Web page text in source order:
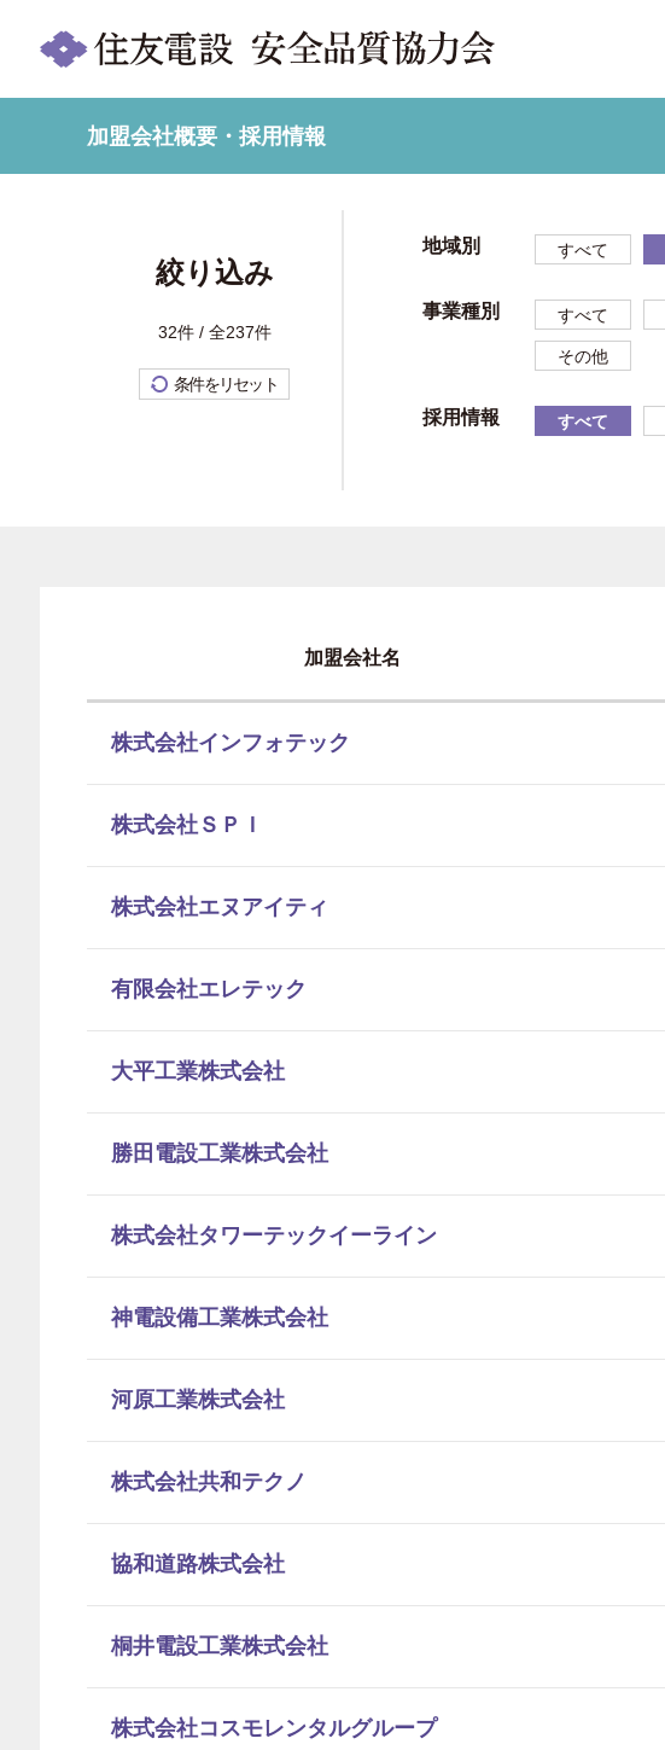
加盟会社概要・採用情報
絞り込み
32件 / 全237件
条件をリセット
地域別 すべて
事業種別 すべて
その他
採用情報 すべて
加盟会社名
株式会社インフォテック
株式会社ＳＰＩ
株式会社エヌアイティ
有限会社エレテック
大平工業株式会社
勝田電設工業株式会社
株式会社タワーテックイーライン
神電設備工業株式会社
河原工業株式会社
株式会社共和テクノ
協和道路株式会社
桐井電設工業株式会社
株式会社コスモレンタルグループ